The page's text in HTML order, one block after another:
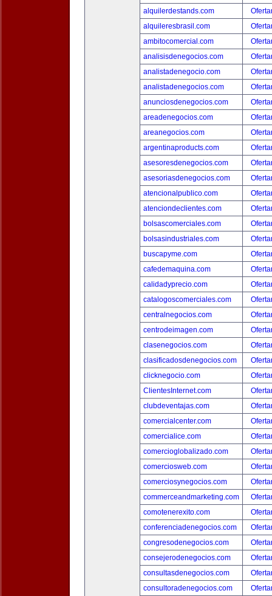
alquilerdestands.com
alquileresbrasil.com
ambitocomercial.com
analisisdenegocios.com
analistadenegocio.com
analistadenegocios.com
anunciosdenegocios.com
areadenegocios.com
areanegocios.com
argentinaproducts.com
asesoresdenegocios.com
asesoriasdenegocios.com
atencionalpublico.com
atenciondeclientes.com
bolsascomerciales.com
bolsasindustriales.com
buscapyme.com
cafedemaquina.com
calidadyprecio.com
catalogoscomerciales.com
centralnegocios.com
centrodeimagen.com
clasenegocios.com
clasificadosdenegocios.com
clicknegocio.com
ClientesInternet.com
clubdeventajas.com
comercialcenter.com
comercialice.com
comercioglobalizado.com
comerciosweb.com
comerciosynegocios.com
commerceandmarketing.com
comotenerexito.com
conferenciadenegocios.com
congresodenegocios.com
consejerodenegocios.com
consultasdenegocios.com
consultoradenegocios.com